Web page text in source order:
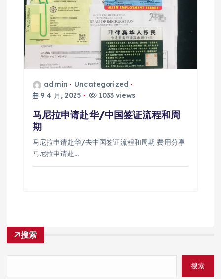
admin
Uncategorized
9 4 月, 2025
1033 views
马尼拉申请赴华/中国签证流程和周
期
马尼拉申请赴华/去中国签证流程和周期 费用分享
马尼拉申请赴…
搜索
搜索